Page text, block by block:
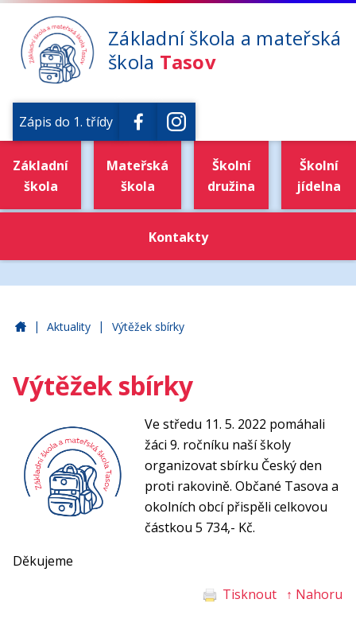
Základní škola a mateřská
škola Tasov
Zápis do 1. třídy
Základní
škola
Mateřská
škola
Školní
družina
Školní
jídelna
Kontakty
Základní škola a mateřská škola Tasov
| Aktuality | Výtěžek sbírky
Výtěžek sbírky
Ve středu 11. 5. 2022 pomáhali
žáci 9. ročníku naší školy
organizovat sbírku Český den
proti rakovině. Občané Tasova a
okolních obcí přispěli celkovou
částkou 5 734,- Kč.
Děkujeme
Tisknout
↑ Nahoru